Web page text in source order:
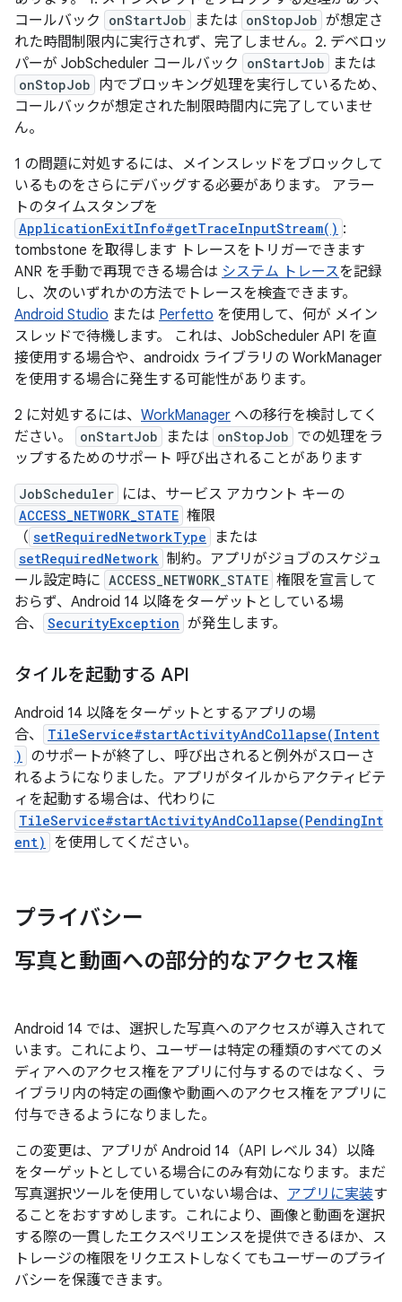
コールバック
onStartJob または onStopJob が想定さ
れた時間制限内に実行されず、完了しません。2. デベロッ
パーが JobScheduler コールバック
onStartJob または
onStopJob 内でブロッキング処理を実行しているため、
コールバックが想定された制限時間内に完了していませ
ん。
1 の問題に対処するには、メインスレッドをブロックして
いるものをさらにデバッグする必要があります。 アラー
トのタイムスタンプを
ApplicationExitInfo#getTraceInputStream() :
tombstone を取得します トレースをトリガーできます
ANR を手動で再現できる場合は システム トレースを記録
し、次のいずれかの方法でトレースを検査できます。
Android Studio または Perfetto を使用して、何が メイン
スレッドで待機します。 これは、JobScheduler API を直
接使用する場合や、androidx ライブラリの WorkManager
を使用する場合に発生する可能性があります。
2 に対処するには、 WorkManager への移行を検討してく
ださい。
onStartJob または onStopJob での処理をラ
ップするためのサポート 呼び出されることがあります
JobScheduler には、サービス アカウント キーの
ACCESS_NETWORK_STATE 権限
（ setRequiredNetworkType または
setRequiredNetwork 制約。アプリがジョブのスケジュ
ール設定時に ACCESS_NETWORK_STATE 権限を宣言して
おらず、Android 14 以降をターゲットとしている場
合、
SecurityException が発生します。
タイルを起動する API
Android 14 以降をターゲットとするアプリの場
合、
TileService#startActivityAndCollapse(Intent
)
のサポートが終了し、呼び出されると例外がスローさ
れるようになりました。アプリがタイルからアクティビテ
ィを起動する場合は、代わりに
TileService#startActivityAndCollapse(PendingInt
ent)
を使用してください。
プライバシー
写真と動画への部分的なアクセス権
Android 14 では、選択した写真へのアクセスが導入されて
います。これにより、ユーザーは特定の種類のすべてのメ
ディアへのアクセス権をアプリに付与するのではなく、ラ
イブラリ内の特定の画像や動画へのアクセス権をアプリに
付与できるようになりました。
この変更は、アプリが Android 14（API レベル 34）以降
をターゲットとしている場合にのみ有効になります。まだ
写真選択ツールを使用していない場合は、 アプリに実装す
ることをおすすめします。これにより、画像と動画を選択
する際の一貫したエクスペリエンスを提供できるほか、ス
トレージの権限をリクエストしなくてもユーザーのプライ
バシーを保護できます。